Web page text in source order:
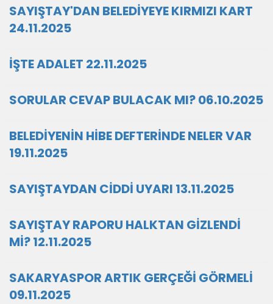
SAYIŞTAY'DAN BELEDİYEYE KIRMIZI KART
24.11.2025
İŞTE ADALET 22.11.2025
SORULAR CEVAP BULACAK MI? 06.10.2025
BELEDİYENİN HİBE DEFTERİNDE NELER VAR
19.11.2025
SAYIŞTAYDAN CİDDİ UYARI 13.11.2025
SAYIŞTAY RAPORU HALKTAN GİZLENDİ
Mİ? 12.11.2025
SAKARYASPOR ARTIK GERÇEĞİ GÖRMELİ
09.11.2025